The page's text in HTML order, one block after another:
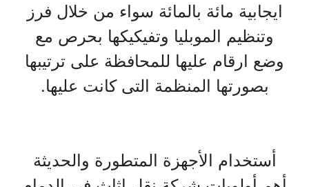
ايجابية مائة بالمائة سواء من خلال فرز
وتنظيم الموبليا وتفيكيكها بحرص مع
وضع ارقام عليها للمحافظة على ترتيبها
بصورتها المنظمة التى كانت عليها.
أستخدام الأجهزة المتطورة والحديثة